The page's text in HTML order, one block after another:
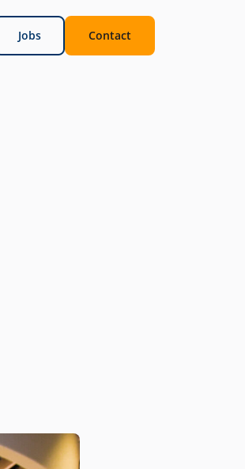
Jobs Contact